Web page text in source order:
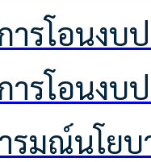
การโอน
การโอน
ารมณ์นโย